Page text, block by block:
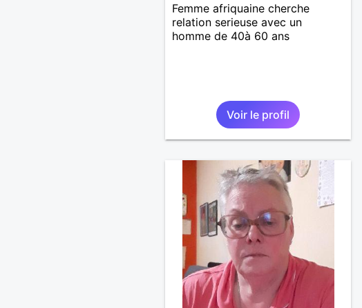
Femme afriquaine cherche
relation serieuse avec un
homme de 40à 60 ans
Voir le profil